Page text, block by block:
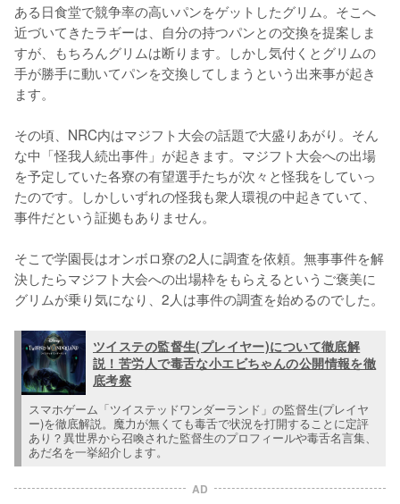
ある日食堂で競争率の高いパンをゲットしたグリム。そこへ
近づいてきたラギーは、自分の持つパンとの交換を提案しま
すが、もちろんグリムは断ります。しかし気付くとグリムの
手が勝手に動いてパンを交換してしまうという出来事が起き
ます。
その頃、NRC内はマジフト大会の話題で大盛りあがり。そん
な中「怪我人続出事件」が起きます。マジフト大会への出場
を予定していた各寮の有望選手たちが次々と怪我をしていっ
たのです。しかしいずれの怪我も衆人環視の中起きていて、
事件だという証拠もありません。
そこで学園長はオンボロ寮の2人に調査を依頼。無事事件を解
決したらマジフト大会への出場枠をもらえるというご褒美に
グリムが乗り気になり、2人は事件の調査を始めるのでした。
ツイステの監督生(プレイヤー)について徹底解
説！苦労人で毒舌な小エビちゃんの公開情報を徹
底考察
スマホゲーム「ツイステッドワンダーランド」の監督生(プレイヤ
ー)を徹底解説。魔力が無くても毒舌で状況を打開することに定評
あり？異世界から召喚された監督生のプロフィールや毒舌名言集、
あだ名を一挙紹介します。
AD